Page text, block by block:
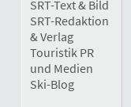
SRT-Text & Bild
SRT-Redaktion
& Verlag
Touristik PR
und Medien
Ski-Blog